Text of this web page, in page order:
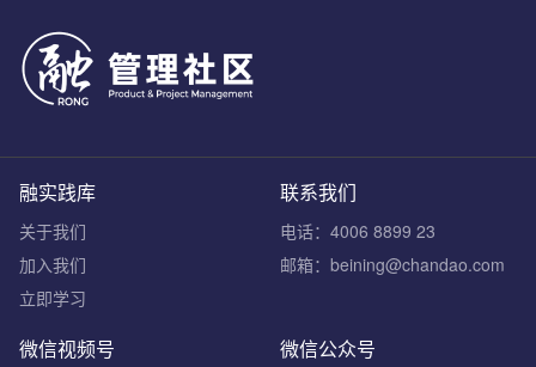
联系我们
电话：4006 8899 23
邮箱：beining@chandao.com
融实践库
关于我们
加入我们
立即学习
微信公众号
微信视频号